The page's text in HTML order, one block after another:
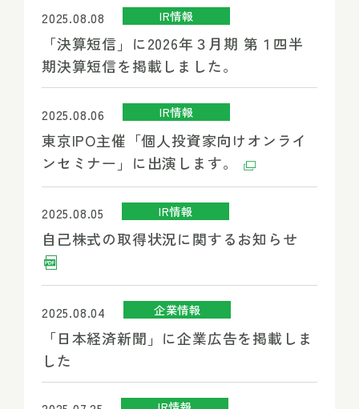
2025.08.08 IR情報
「決算短信」に2026年３月期 第１四半
期決算短信を掲載しました。
2025.08.06 IR情報
東京IPO主催「個人投資家向けオンライ
ンセミナー」に出演します。
2025.08.05 IR情報
自己株式の取得状況に関するお知らせ
2025.08.04 企業情報
「日本経済新聞」に企業広告を掲載しま
した